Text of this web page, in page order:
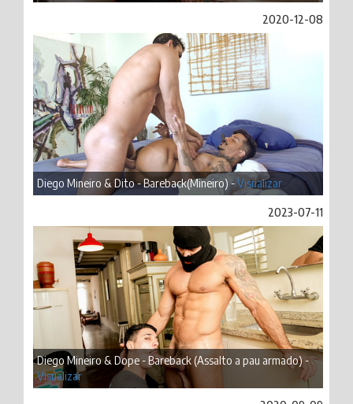
2020-12-08
Diego Mineiro & Dito - Bareback(Mineiro) -Visualizar
2023-07-11
Diego Mineiro & Dope - Bareback (Assalto a pau armado) -
Visualizar